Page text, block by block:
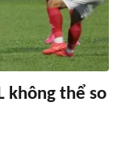
không thể so